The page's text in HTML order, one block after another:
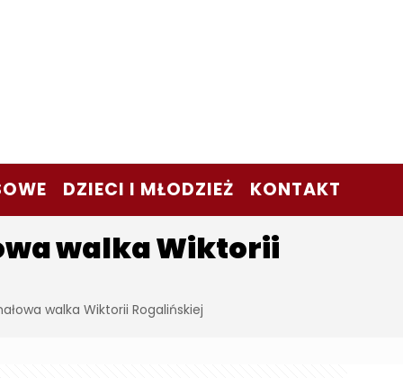
DZIECI I MŁODZIEŻ KONTAKT
walka Wiktorii
walka Wiktorii Rogalińskiej